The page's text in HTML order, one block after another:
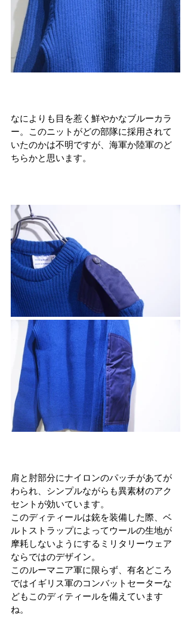
なによりも目を惹く鮮やかなブルーカラ
ー。このニットがどの部隊に採用されて
いたのかは不明ですが、海軍か陸軍のど
ちらかと思います。
肩と肘部分にナイロンのパッチがあてが
わられ、シンプルながらも異素材のアク
セントが効いています。
このディティールは銃を装備した際、ベ
ルトストラップによってウールの生地が
摩耗しないようにするミリタリーウェア
ならではのデザイン。
このルーマニア軍に限らず、有名どころ
ではイギリス軍のコンバットセーターな
どもこのディティールを備えています
ね。